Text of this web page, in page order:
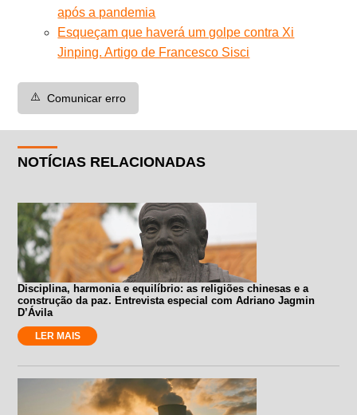
após a pandemia
Esqueçam que haverá um golpe contra Xi
Jinping. Artigo de Francesco Sisci
⚠️ Comunicar erro
NOTÍCIAS RELACIONADAS
Disciplina, harmonia e equilíbrio: as religiões chinesas e a
construção da paz. Entrevista especial com Adriano Jagmin
D’Ávila
LER MAIS